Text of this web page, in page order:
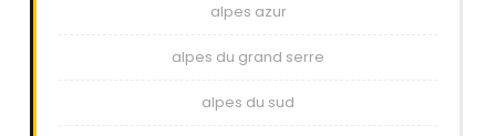
alpes azur
alpes du grand serre
alpes du sud